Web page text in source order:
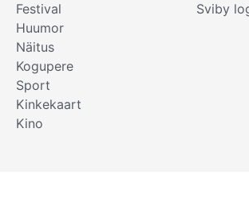
Festival
Huumor
Näitus
Kogupere
Sport
Kinkekaart
Kino
Sviby